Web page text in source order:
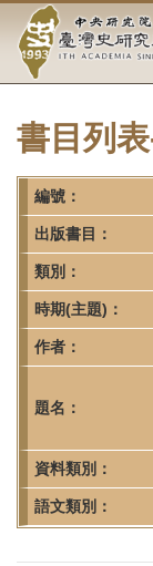
要
中
央
研
究
院-
臺
灣
史
研
究
所-
首
頁
書目列
編號：
出版書目：
類別：
時期(主題)：
作者：
題名：
資料類別：
語文類別：